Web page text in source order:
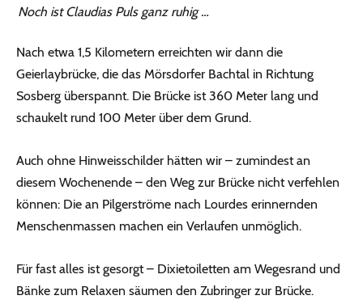
Noch ist Claudias Puls ganz ruhig …
Nach etwa 1,5 Kilometern erreichten wir dann die
Geierlaybrücke, die das Mörsdorfer Bachtal in Richtung
Sosberg überspannt. Die Brücke ist 360 Meter lang und
schaukelt rund 100 Meter über dem Grund.
Auch ohne Hinweisschilder hätten wir – zumindest an
diesem Wochenende – den Weg zur Brücke nicht verfehlen
können: Die an Pilgerströme nach Lourdes erinnernden
Menschenmassen machen ein Verlaufen unmöglich.
Für fast alles ist gesorgt – Dixietoiletten am Wegesrand und
Bänke zum Relaxen säumen den Zubringer zur Brücke.